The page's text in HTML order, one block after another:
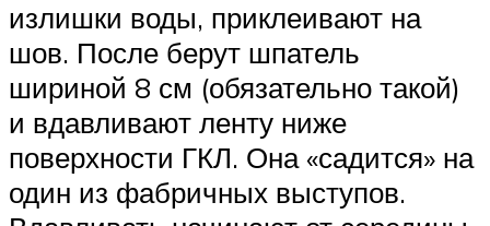
излишки воды, приклеивают на
шов. После берут шпатель
шириной 8 см (обязательно такой)
и вдавливают ленту ниже
поверхности ГКЛ. Она «садится» на
один из фабричных выступов.